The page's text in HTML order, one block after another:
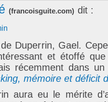
(francoisguite.com) dit :
Duperrin, Gael.
et étoffé que
récemment dans un
mémoire et déficit
aura eu le mérite